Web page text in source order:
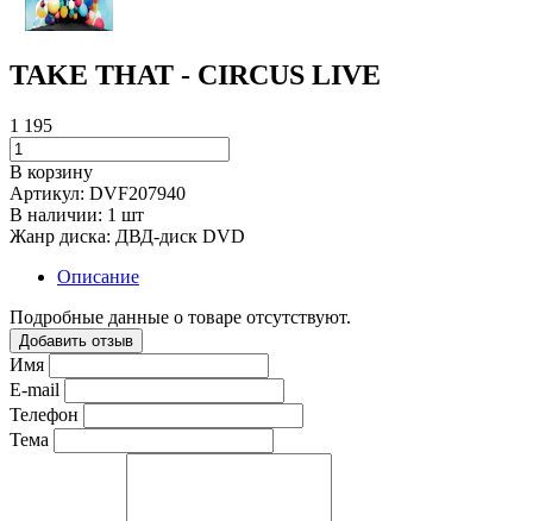
TAKE THAT - CIRCUS LIVE
1 195
В корзину
Артикул: DVF207940
В наличии: 1 шт
Жанр диска: ДВД-диск DVD
Описание
Подробные данные о товаре отсутствуют.
Добавить отзыв
Имя
E-mail
Телефон
Тема